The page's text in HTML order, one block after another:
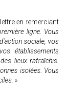
en remerciant
ligne. Vous
sociale, vos
établissements
lieux rafraîchis.
isolées. Vous
»